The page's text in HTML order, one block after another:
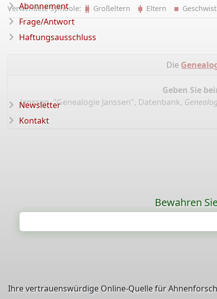
Verwendete Symbole: Großeltern Eltern
Die
Geben Sie
Janssen, "Genealogie Janssen", Datenbank,
Abonnement
Frage/Antwort
Haftungsausschluss
Newsletter
Kontakt
Bewahren
Ihre vertrauenswürdige Online-Quelle für